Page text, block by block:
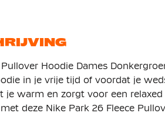
Hoodie Dames
in je vrije tijd of voordat je
je warm en zorgt voor een
deze Nike Park 26 Fleece